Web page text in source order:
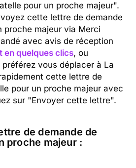
pour un proche majeur".
cette lettre de demande
proche majeur via Merci
avec avis de réception
en quelques clics, ou
vous déplacer à La
cette lettre de
pour un proche majeur avec
sur "Envoyer cette lettre".
de demande de
proche majeur :